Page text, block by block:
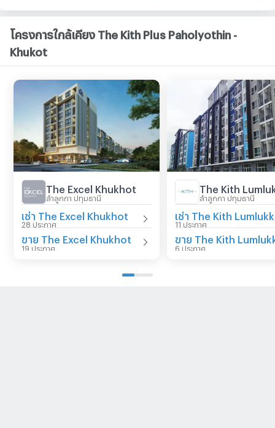
โครงการใกล้เคียง The Kith Plus Paholyothin -
Khukot
The Excel Khukhot
ลำลูกกา ปทุมธานี
เช่า The Excel Khukhot
28 ประกาศ
ขาย The Excel Khukhot
19 ประกาศ
ลำลูกกา ปทุมธานี
11 ประกาศ
6 ประกาศ